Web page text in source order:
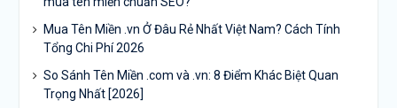
Mua Tên Miền .vn Ở Đâu Rẻ Nhất Việt Nam? Cách Tính
Tổng Chi Phí 2026
So Sánh Tên Miền .com và .vn: 8 Điểm Khác Biệt Quan
Trọng Nhất [2026]